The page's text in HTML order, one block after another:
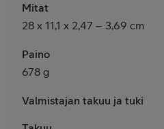
Mitat
28 x 11,1 x 2,47 – 3,69 cm
Paino
678 g
Valmistajan takuu ja tuki